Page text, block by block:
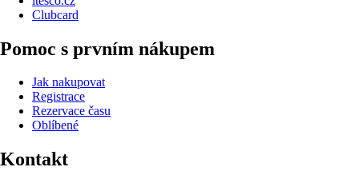
Clubcard
Pomoc s prvním nákupem
Jak nakupovat
Registrace
Rezervace času
Oblíbené
Kontakt